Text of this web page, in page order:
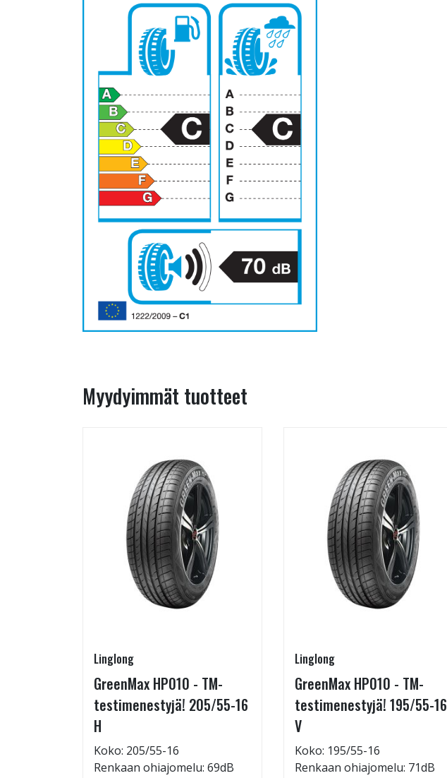
Myydyimmät tuotteet
Linglong
GreenMax HP010 - TM-
testimenestyjä! 205/55-16
H
Koko: 205/55-16
Renkaan ohiajomelu: 69dB
Linglong
GreenMax HP010 - TM-
testimenestyjä! 195/55-16
V
Koko: 195/55-16
Renkaan ohiajomelu: 71dB